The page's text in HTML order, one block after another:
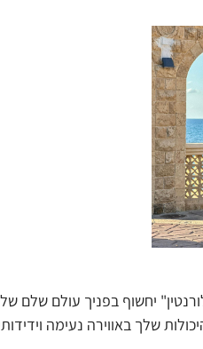
יחשוף בפניך עולם שלם
שלך באווירה נעימה